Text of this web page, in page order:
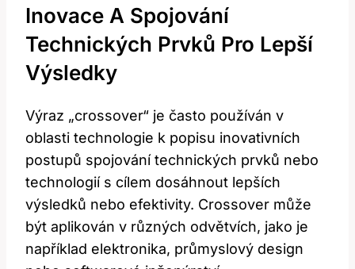
Inovace A Spojování
Technických Prvků Pro Lepší
Výsledky
Výraz „crossover“ je často používán v
oblasti technologie k popisu inovativních
postupů spojování technických prvků nebo
technologií s cílem dosáhnout lepších
výsledků nebo efektivity. Crossover může
být aplikován v různých odvětvích, jako je
například elektronika, průmyslový design